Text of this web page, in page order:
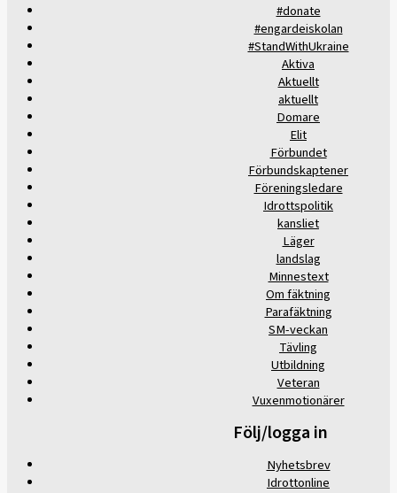
#donate
#engardeiskolan
#StandWithUkraine
Aktiva
Aktuellt
aktuellt
Domare
Elit
Förbundet
Förbundskaptener
Föreningsledare
Idrottspolitik
kansliet
Läger
landslag
Minnestext
Om fäktning
Parafäktning
SM-veckan
Tävling
Utbildning
Veteran
Vuxenmotionärer
Följ/logga in
Nyhetsbrev
Idrottonline